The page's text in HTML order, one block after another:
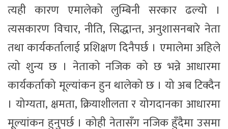
त्यही कारण एमालेको लुम्बिनी सरकार ढल्यो ।
त्यसकारण विचार, नीति, सिद्धान्त, अनुशासनबारे नेता
तथा कार्यकर्तालाई प्रशिक्षण दिनैपर्छ । एमालेमा अहिले
त्यो शुन्य छ । नेताको नजिक को छ भन्ने आधारमा
कार्यकर्ताको मूल्यांकन हुन थालेको छ । यो अब टिक्दैन
। योग्यता, क्षमता, क्रियाशीलता र योगदानका आधारमा
मूल्यांकन हुनुपर्छ । कोही नेतासँग नजिक हुँदैमा उसमा